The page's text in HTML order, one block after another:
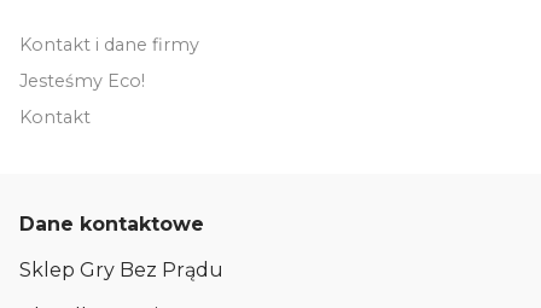
Kontakt i dane firmy
Jesteśmy Eco!
Kontakt
Dane kontaktowe
Sklep Gry Bez Prądu